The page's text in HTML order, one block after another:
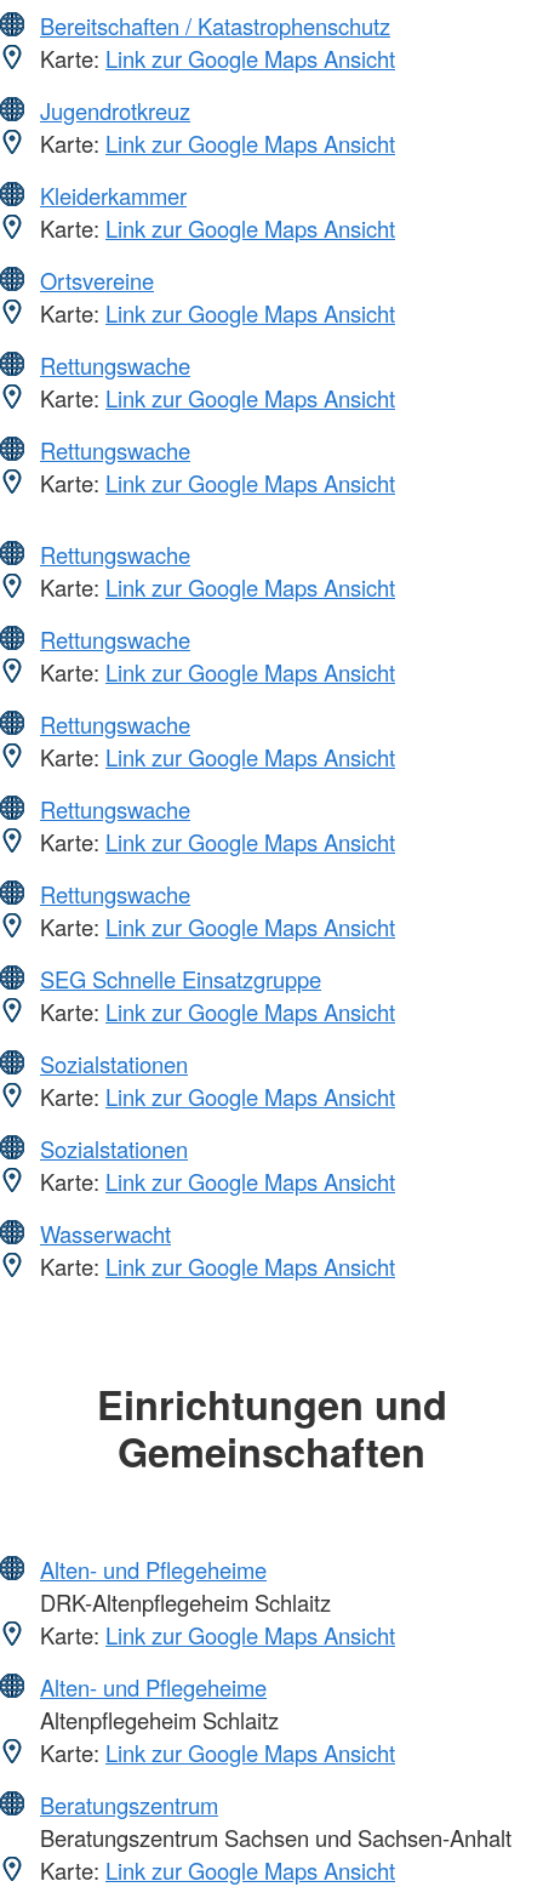
Bereitschaften / Katastrophenschutz
Karte: Link zur Google Maps Ansicht
Jugendrotkreuz
Karte: Link zur Google Maps Ansicht
Kleiderkammer
Karte: Link zur Google Maps Ansicht
Ortsvereine
Karte: Link zur Google Maps Ansicht
Rettungswache
Karte: Link zur Google Maps Ansicht
Rettungswache
Karte: Link zur Google Maps Ansicht
Rettungswache
Karte: Link zur Google Maps Ansicht
Rettungswache
Karte: Link zur Google Maps Ansicht
Rettungswache
Karte: Link zur Google Maps Ansicht
Rettungswache
Karte: Link zur Google Maps Ansicht
Rettungswache
Karte: Link zur Google Maps Ansicht
SEG Schnelle Einsatzgruppe
Karte: Link zur Google Maps Ansicht
Sozialstationen
Karte: Link zur Google Maps Ansicht
Sozialstationen
Karte: Link zur Google Maps Ansicht
Wasserwacht
Karte: Link zur Google Maps Ansicht
Einrichtungen und
Gemeinschaften
Alten- und Pflegeheime
DRK-Altenpflegeheim Schlaitz
Karte: Link zur Google Maps Ansicht
Alten- und Pflegeheime
Altenpflegeheim Schlaitz
Karte: Link zur Google Maps Ansicht
Beratungszentrum
Beratungszentrum Sachsen und Sachsen-Anhalt
Karte: Link zur Google Maps Ansicht